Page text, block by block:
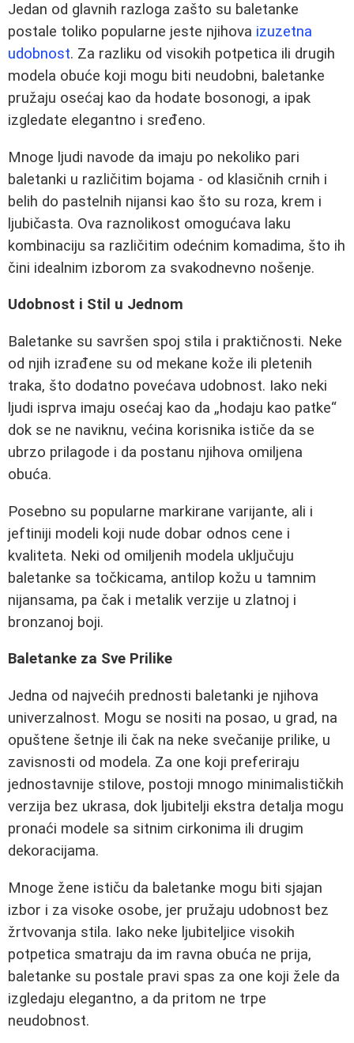
Jedan od glavnih razloga zašto su baletanke
postale toliko popularne jeste njihova izuzetna
udobnost. Za razliku od visokih potpetica ili drugih
modela obuće koji mogu biti neudobni, baletanke
pružaju osećaj kao da hodate bosonogi, a ipak
izgledate elegantno i sređeno.
Mnoge ljudi navode da imaju po nekoliko pari
baletanki u različitim bojama - od klasičnih crnih i
belih do pastelnih nijansi kao što su roza, krem i
ljubičasta. Ova raznolikost omogućava laku
kombinaciju sa različitim odećnim komadima, što ih
čini idealnim izborom za svakodnevno nošenje.
Udobnost i Stil u Jednom
Baletanke su savršen spoj stila i praktičnosti. Neke
od njih izrađene su od mekane kože ili pletenih
traka, što dodatno povećava udobnost. Iako neki
ljudi isprva imaju osećaj kao da „hodaju kao patke“
dok se ne naviknu, većina korisnika ističe da se
ubrzo prilagode i da postanu njihova omiljena
obuća.
Posebno su popularne markirane varijante, ali i
jeftiniji modeli koji nude dobar odnos cene i
kvaliteta. Neki od omiljenih modela uključuju
baletanke sa točkicama, antilop kožu u tamnim
nijansama, pa čak i metalik verzije u zlatnoj i
bronzanoj boji.
Baletanke za Sve Prilike
Jedna od najvećih prednosti baletanki je njihova
univerzalnost. Mogu se nositi na posao, u grad, na
opuštene šetnje ili čak na neke svečanije prilike, u
zavisnosti od modela. Za one koji preferiraju
jednostavnije stilove, postoji mnogo minimalističkih
verzija bez ukrasa, dok ljubitelji ekstra detalja mogu
pronaći modele sa sitnim cirkonima ili drugim
dekoracijama.
Mnoge žene ističu da baletanke mogu biti sjajan
izbor i za visoke osobe, jer pružaju udobnost bez
žrtvovanja stila. Iako neke ljubiteljice visokih
potpetica smatraju da im ravna obuća ne prija,
baletanke su postale pravi spas za one koji žele da
izgledaju elegantno, a da pritom ne trpe
neudobnost.